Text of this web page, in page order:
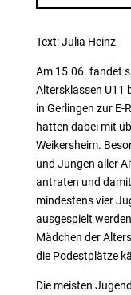
Text: Julia Heinz
Am 15.06. fandet
Altersklassen U11
in Gerlingen zur E-
hatten dabei mit
Weikersheim.
und Jungen aller
antraten und
mindestens vier
ausgespielt
Mädchen der
die Podestplätze
Die meisten